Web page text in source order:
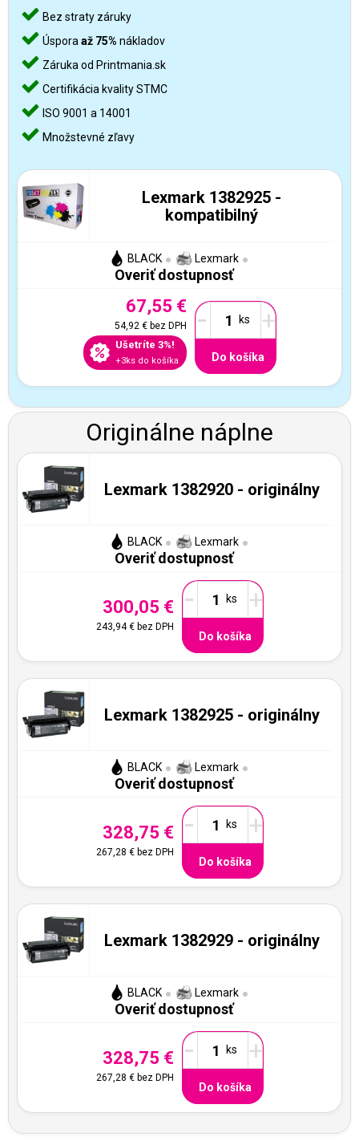
Bez straty záruky
Úspora až 75% nákladov
Záruka od Printmania.sk
Certifikácia kvality STMC
ISO 9001 a 14001
Množstevné zľavy
Lexmark 1382925 -
kompatibilný
BLACK Lexmark
Overiť dostupnosť
67,55 €
54,92 €bez DPH
Ušetríte 3%!
+3ks do košíka
- +
Do košíka
Originálne náplne
Lexmark 1382920 - originálny
BLACK Lexmark
Overiť dostupnosť
300,05 €
243,94 €bez DPH
- +
Do košíka
Lexmark 1382925 - originálny
BLACK Lexmark
Overiť dostupnosť
328,75 €
267,28 €bez DPH
- +
Do košíka
Lexmark 1382929 - originálny
BLACK Lexmark
Overiť dostupnosť
328,75 €
267,28 €bez DPH
- +
Do košíka